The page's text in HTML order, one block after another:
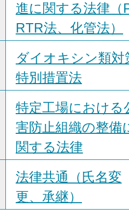
進に関する法律（
RTR法、化管法）
ダイオキシン類対
特別措置法
特定工場における
害防止組織の整備
関する法律
法律共通（氏名変
更、承継）